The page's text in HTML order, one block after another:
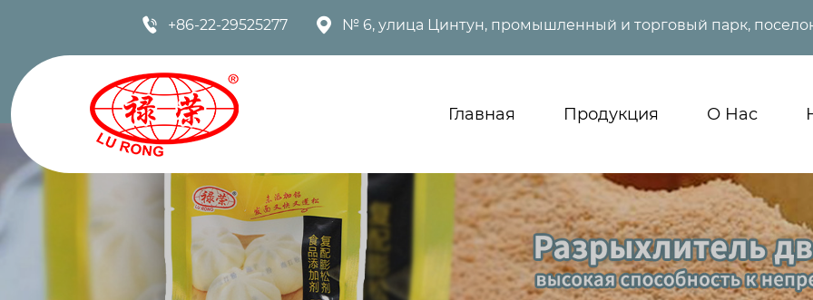
 +86-22-29525277  № 6, улица Цинтун, промышленный и торговый парк,
Главная Продукция О Нас